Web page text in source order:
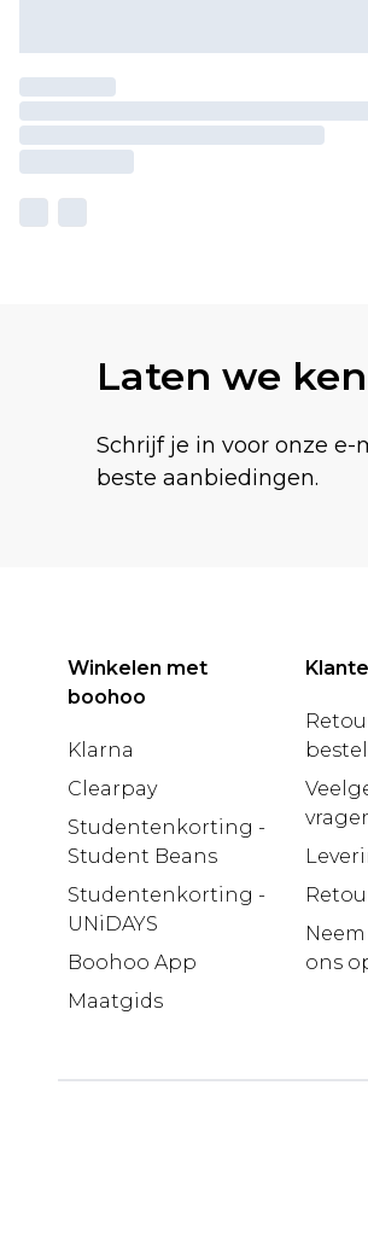
Laten we
Schrijf je in voor onze e-
beste aanbiedingen.
Winkelen met
boohoo
Klarna
Clearpay
Studentenkorting -
Student Beans
Studentenkorting -
UNiDAYS
Boohoo App
Maatgids
ons